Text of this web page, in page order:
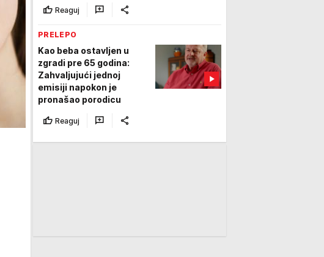
oči Reaguj
PRELEPO
Kao beba ostavljen u
zgradi pre 65 godina:
Zahvaljujući jednoj
emisiji napokon je
pronašao porodicu
Reaguj